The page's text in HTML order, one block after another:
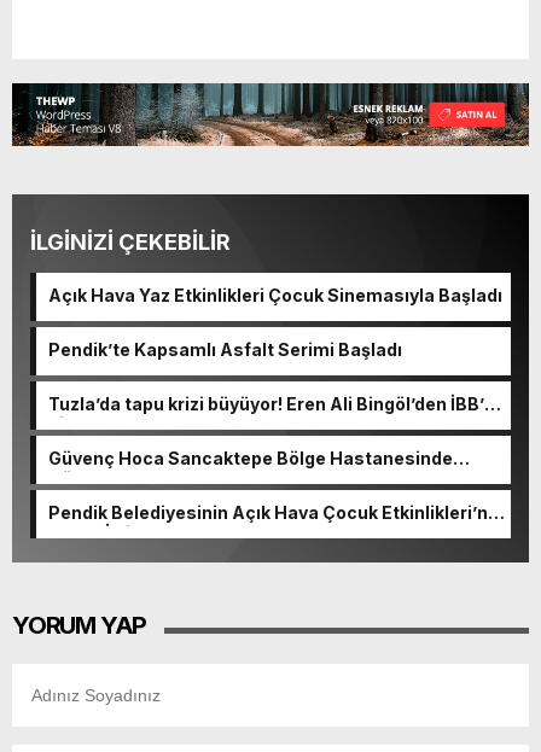
İLGİNİZİ ÇEKEBİLİR
Açık Hava Yaz Etkinlikleri Çocuk Sinemasıyla Başladı
Pendik’te Kapsamlı Asfalt Serimi Başladı
Tuzla’da tapu krizi büyüyor! Eren Ali Bingöl’den İBB’ye
dikkat çeken sorular
Güvenç Hoca Sancaktepe Bölge Hastanesinde
Göreve Başladı
Pendik Belediyesinin Açık Hava Çocuk Etkinlikleri’ne
Yoğun İlgi
YORUM YAP